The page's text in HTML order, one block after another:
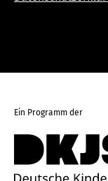
Ein Programm der